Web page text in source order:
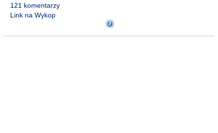
121 komentarzy
Link na Wykop